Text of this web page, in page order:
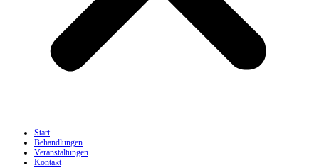
Start
Behandlungen
Veranstaltungen
Kontakt